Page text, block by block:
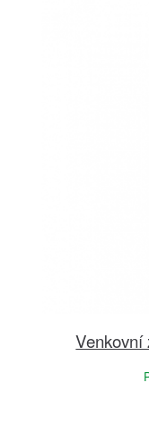
Venkovní